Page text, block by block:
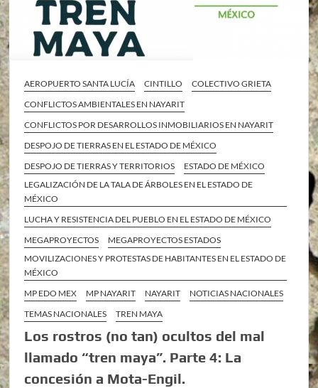
AEROPUERTO SANTA LUCÍA CINTILLO
COLECTIVO GRIETA
CONFLICTOS AMBIENTALES EN NAYARIT
CONFLICTOS POR DESARROLLOS INMOBILIARIOS EN NAYARIT
DESPOJO DE TIERRAS EN EL ESTADO DE MÉXICO
DESPOJO DE TIERRAS Y TERRITORIOS
ESTADO DE MÉXICO
LEGALIZACIÓN DE LA TALA DE ÁRBOLES EN EL ESTADO DE
MÉXICO
LUCHA Y RESISTENCIA DEL PUEBLO EN EL ESTADO DE MÉXICO
MEGAPROYECTOS
MEGAPROYECTOS ESTADOS
MOVILIZACIONES Y PROTESTAS DE HABITANTES EN EL ESTADO DE
MÉXICO
MP EDO MEX
MP NAYARIT NAYARIT
NOTICIAS NACIONALES
TEMAS NACIONALES
TREN MAYA
Los rostros (no tan) ocultos del mal
llamado “tren maya”. Parte 4: La
concesión a Mota-Engil.